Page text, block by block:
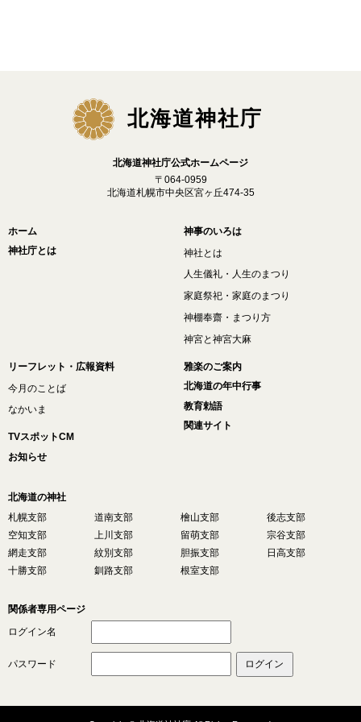
北海道神社庁
北海道神社庁公式ホームページ
〒064-0959
北海道札幌市中央区宮ヶ丘474-35
ホーム
神社庁とは
神事のいろは
神社とは
人生儀礼・人生のまつり
家庭祭祀・家庭のまつり
神棚奉齋・まつり方
神宮と神宮大麻
リーフレット・広報資料
今月のことば
なかいま
TVスポットCM
雅楽のご案内
北海道の年中行事
教育勅語
関連サイト
お知らせ
北海道の神社
札幌支部
道南支部 檜山支部
後志支部
空知支部
上川支部 留萌支部
宗谷支部
網走支部
紋別支部 胆振支部
日高支部
十勝支部
釧路支部 根室支部
関係者専用ページ
ログイン名
パスワード